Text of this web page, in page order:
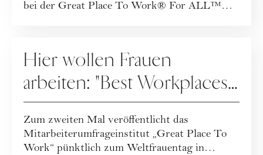
bei der Great Place To Work® For ALL™
Hier wollen Frauen
arbeiten: "Best Workplaces
for Women 2025" – die
Top 10
Zum zweiten Mal veröffentlicht das
Mitarbeiterumfrageinstitut „Great Place To
Work“ pünktlich zum Weltfrauentag in